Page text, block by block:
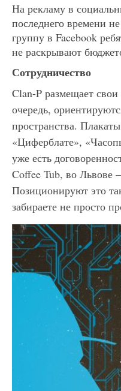
На рекламу в
последнего времени
группу в Facebook
не раскрывают
Сотрудничество
Clan-P размещает
очередь,
пространства.
«Циферблате»,
уже есть
Coffee Tub, во
Позиционируют это
забираете не просто